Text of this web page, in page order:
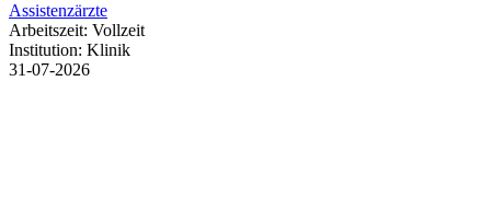
Assistenzärzte
Arbeitszeit: Vollzeit
Institution: Klinik
31-07-2026